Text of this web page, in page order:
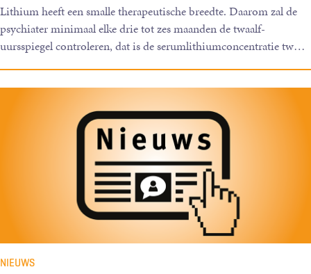
Lithium heeft een smalle therapeutische breedte. Daarom zal de
psychiater minimaal elke drie tot zes maanden de twaalf-
uursspiegel controleren, dat is de serumlithiumconcentratie tw…
NIEUWS